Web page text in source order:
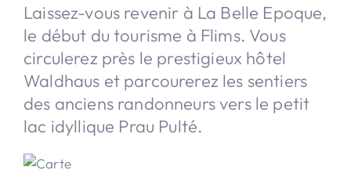
Laissez-vous revenir à La Belle Epoque,
le début du tourisme à Flims. Vous
circulerez près le prestigieux hôtel
Waldhaus et parcourerez les sentiers
des anciens randonneurs vers le petit
lac idyllique Prau Pulté.